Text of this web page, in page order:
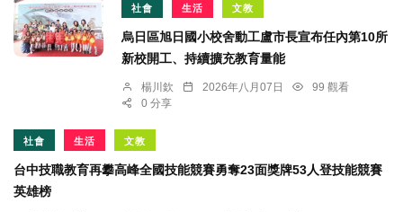
社會 生活 文教
烏日區旭日國小校舍動工盧市長宣布任內第10所
新校開工、持續擴充教育量能
楊川欽 2026年八月07日
99 觀看
0 分享
社會 生活 文教
台中技職教育再攀高峰全國技能競賽勇奪23面獎牌53人登技能競賽
英雄榜